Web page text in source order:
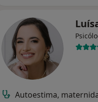
Autoestima,